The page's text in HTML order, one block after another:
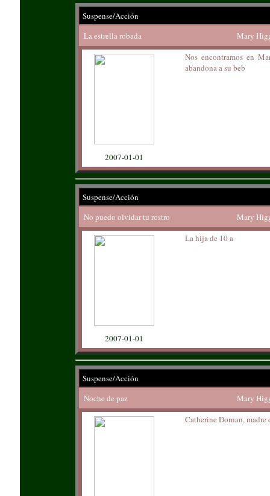
Suspense/Acción
La estrella robada
Mary
2007-01-01
Nos encontramos en
abandona a su beb
Suspense/Acción
No puedo olvidar tu rostro
Mary
2007-01-01
La hija de 10 a
Suspense/Acción
Noche de paz
Mary
Catherine Dornan, madre